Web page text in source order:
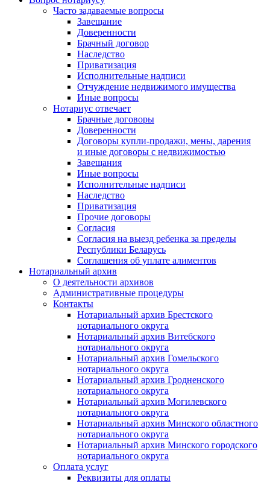
Часто задаваемые вопросы
Завещание
Доверенности
Брачный договор
Наследство
Приватизация
Исполнительные надписи
Отчуждение недвижимого имущества
Иные вопросы
Нотариус отвечает
Брачные договоры
Доверенности
Договоры купли-продажи, мены, дарения
и иные договоры с недвижимостью
Завещания
Иные вопросы
Исполнительные надписи
Наследство
Приватизация
Прочие договоры
Согласия
Согласия на выезд ребенка за пределы
Республики Беларусь
Соглашения об уплате алиментов
Нотариальный архив
О деятельности архивов
Административные процедуры
Контакты
Нотариальный архив Брестского
нотариального округа
Нотариальный архив Витебского
нотариального округа
Нотариальный архив Гомельского
нотариального округа
Нотариальный архив Гродненского
нотариального округа
Нотариальный архив Могилевского
нотариального округа
Нотариальный архив Минского областного
нотариального округа
Нотариальный архив Минского городского
нотариального округа
Оплата услуг
Реквизиты для оплаты